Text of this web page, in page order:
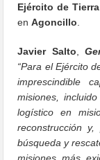
Ejército de Tierra
enAgoncillo
Javier Salto ,
“Para el Ejército
imprescindible
misiones,
logístico en
reconstrucción
búsqueda y